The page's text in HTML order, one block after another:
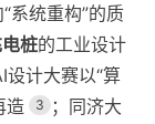
系统重构”的质
桩的工业设计
设计大赛以“算
造
3
；同济大